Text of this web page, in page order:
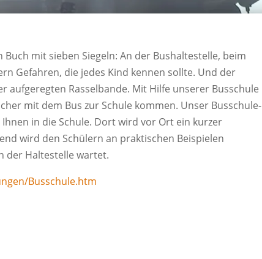
mit sieben Siegeln: An der Bushaltestelle, beim
Gefahren, die jedes Kind kennen sollte. Und der
Rasselbande. Mit Hilfe unserer Busschule
mit dem Bus zur Schule kommen. Unser Busschule-
in die Schule. Dort wird vor Ort ein kurzer
wird den Schülern an praktischen Beispielen
der Haltestelle wartet.
Busschule.htm